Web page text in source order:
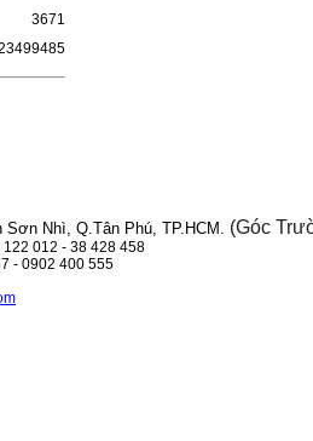
070
DÒNG
MỰC:–
Mực
IN:–
3671
Sơn Nhì, Q.Tân Phú, TP.HCM. (Góc
122 012 - 38 428 458
- 0902 400 555